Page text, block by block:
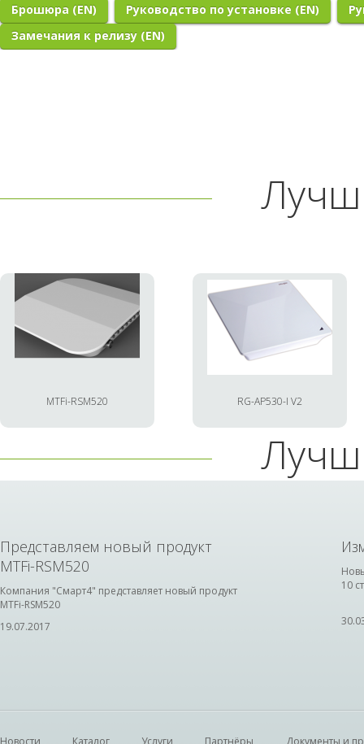
Брошюра (EN) Руководство по установке (EN)
Замечания к релизу (EN)
MTFi-RSM520 RG-AP530-I V2
Представляем новый продукт
MTFi-RSM520
Компания "Смарт4" представляет новый продукт
MTFi-RSM520
19.07.2017
10
Новости Каталог Услуги Партнёры Документы и